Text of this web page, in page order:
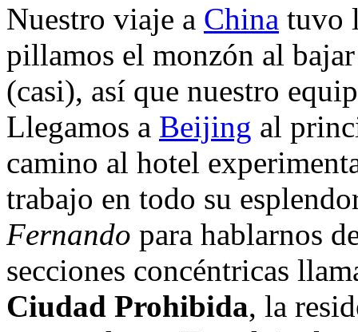
Nuestro viaje a China tuvo
pillamos el monzón al
(casi), así que nuestro
Llegamos a Beijing al
camino al hotel
trabajo en todo su
Fernando para hablarnos
secciones concéntricas
Ciudad Prohibida, la